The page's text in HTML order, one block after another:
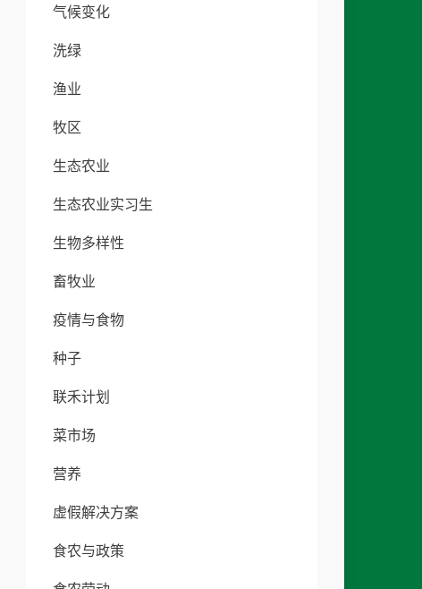
气候变化
洗绿
渔业
牧区
生态农业
生态农业实习生
生物多样性
畜牧业
疫情与食物
种子
联禾计划
菜市场
营养
虚假解决方案
食农与政策